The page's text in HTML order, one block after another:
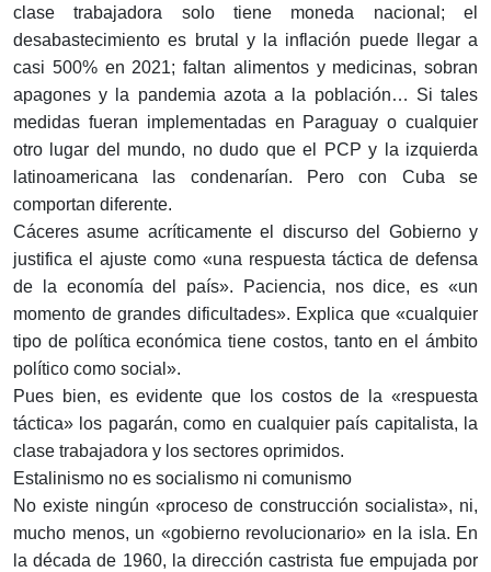
clase trabajadora solo tiene moneda nacional; el
desabastecimiento es brutal y la inflación puede llegar a
casi 500% en 2021; faltan alimentos y medicinas, sobran
apagones y la pandemia azota a la población… Si tales
medidas fueran implementadas en Paraguay o cualquier
otro lugar del mundo, no dudo que el PCP y la izquierda
latinoamericana las condenarían. Pero con Cuba se
comportan diferente.
Cáceres asume acríticamente el discurso del Gobierno y
justifica el ajuste como «una respuesta táctica de defensa
de la economía del país». Paciencia, nos dice, es «un
momento de grandes dificultades». Explica que «cualquier
tipo de política económica tiene costos, tanto en el ámbito
político como social».
Pues bien, es evidente que los costos de la «respuesta
táctica» los pagarán, como en cualquier país capitalista, la
clase trabajadora y los sectores oprimidos.
Estalinismo no es socialismo ni comunismo
No existe ningún «proceso de construcción socialista», ni,
mucho menos, un «gobierno revolucionario» en la isla. En
la década de 1960, la dirección castrista fue empujada por